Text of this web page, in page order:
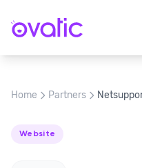
Home Partners
Website